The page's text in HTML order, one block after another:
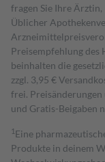
fragen Sie Ihre
Üblicher
Preisempfehlung des
beinhalten die
zzgl. 3,95 €
frei.
und Gratis-Beigaben
1 Eine
Produkte in deinem